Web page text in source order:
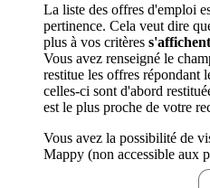
La liste des offres d'emploi
pertinence. Cela veut dire
plus à vos critères
Vous avez renseigné le
restitue les offres répondant
celles-ci sont d'abord
est le plus proche de votre
Vous avez la possibilité de
Mappy (non accessible aux